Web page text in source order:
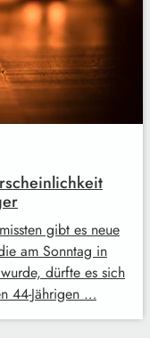
gibt es neue
am Sonntag in
dürfte es sich
44-Jährigen …